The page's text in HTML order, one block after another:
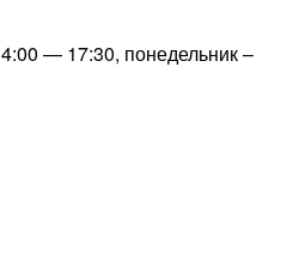
— 17:30, понедельник –